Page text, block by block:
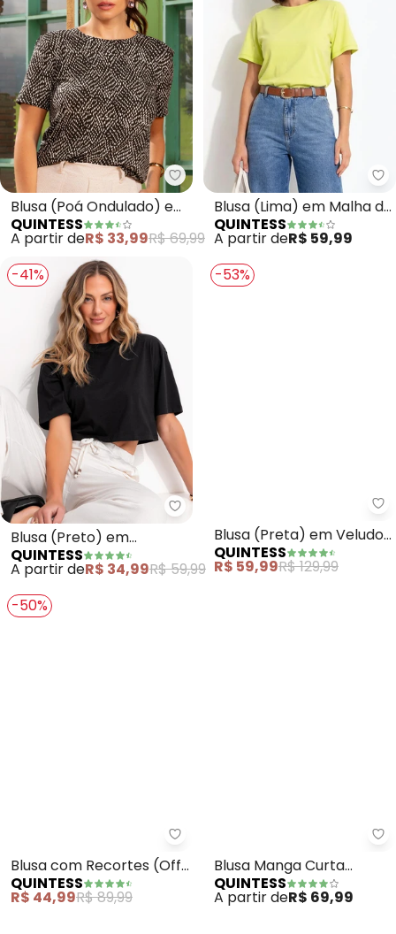
Quintess - Blusa (Poá
Blusa (Poá Ondulado) em
Malha de Viscose
QUINTESS
A partir deR$ 33,99R$ 69,99
Blusa (Lima) em Malha de
Algodão
QUINTESS
A partir deR$ 59,99
-41%
Quintess - Blusa (Preto) em
Blusa (Preto) em
Canelado
QUINTESS
A partir deR$ 34,99R$ 59,99
-53%
Blusa (Preta) em Veludo
Cotelê
QUINTESS
R$ 59,99R$ 129,99
-50%
Quintess - Blusa com Recortes
Blusa com Recortes (Off
White, Marinho e Rosa)
QUINTESS
R$ 44,99R$ 89,99
Blusa Manga Curta
(Branca)
QUINTESS
A partir deR$ 69,99